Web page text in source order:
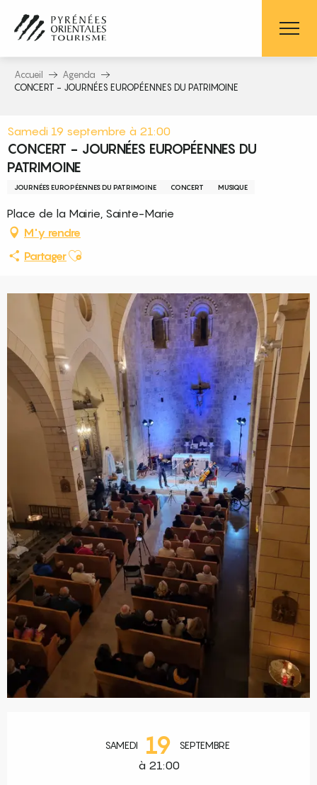
contenu
principal
Accueil
Agenda
CONCERT - JOURNÉES EUROPÉENNES DU PATRIMOINE
Samedi 19 septembre à 21:00
CONCERT - JOURNÉES EUROPÉENNES DU
PATRIMOINE
JOURNÉES EUROPÉENNES DU PATRIMOINE CONCERT MUSIQUE
Place de la Mairie, Sainte-Marie
M'y rendre
PartagerAjouter aux favoris
SAMEDI 19 SEPTEMBRE
à 21:00